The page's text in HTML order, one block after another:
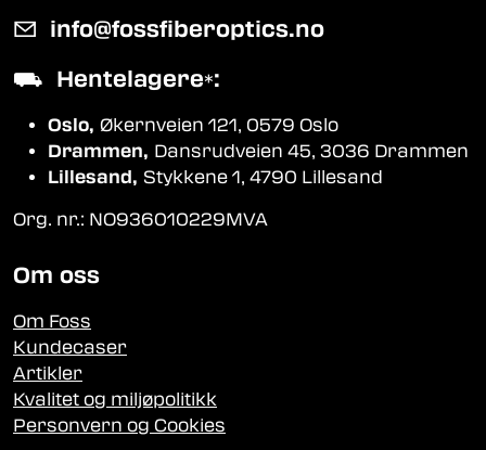
✉ info@fossfiberoptics.no
⛟ Hentelagere*:
Oslo, Økernveien 121, 0579 Oslo
Drammen, Dansrudveien 45, 3036 Drammen
Lillesand, Stykkene 1, 4790 Lillesand
Org. nr.: NO936010229MVA
Om oss
Om Foss
Kundecaser
Artikler
Kvalitet og miljøpolitikk
Personvern og Cookies